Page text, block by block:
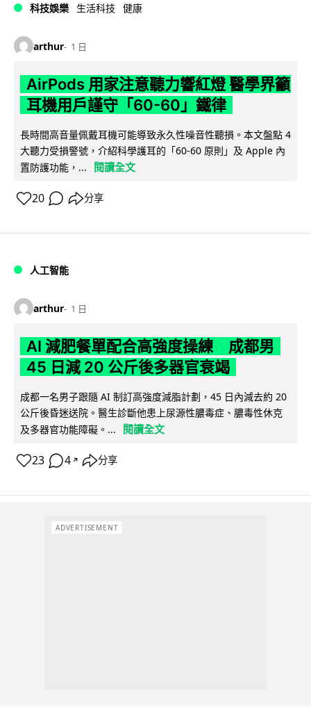
科技娛樂 生活科技 健康
arthur 1 日
AirPods 用家注意聽力響紅燈 醫學界籲
耳機用戶謹守「60-60」鐵律
長時間高音量佩戴耳機可能導致永久性噪音性聽損。本文盤點 4
大聽力受損警號，介紹科學護耳的「60-60 原則」及 Apple 內
置防護功能，...
閱讀全文
20 分享
人工智能
arthur 1 日
AI 減肥餐單配合高強度操練 成都男
45 日減 20 公斤後多器官衰竭
成都一名男子跟隨 AI 制訂高強度減脂計劃，45 日內減去約 20
公斤後昏迷送院。醫生診斷他患上尿源性膿毒症、膿毒性休克
及多器官功能障礙。...
閱讀全文
23 4 ↗ 分享
ADVERTISEMENT